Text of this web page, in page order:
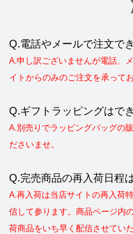
Q.電話やメールで注文で
A.申し訳ございませんが電話、
イトからのみのご注文を承ってお
Q.ギフトラッピングはで
A.別売りでラッピングバッグの
ださいませ。
Q.完売商品の再入荷日程
A.再入荷は当店サイトの再入荷
信して参ります。商品ページ内
荷商品をいち早く配信させてい